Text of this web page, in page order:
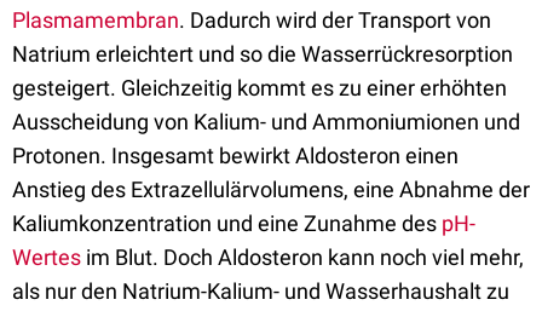
Plasmamembran. Dadurch wird der Transport von
Natrium erleichtert und so die Wasserrückresorption
gesteigert. Gleichzeitig kommt es zu einer erhöhten
Ausscheidung von Kalium- und Ammoniumionen und
Protonen. Insgesamt bewirkt Aldosteron einen
Anstieg des Extrazellulärvolumens, eine Abnahme der
Kaliumkonzentration und eine Zunahme des pH-
Wertes im Blut. Doch Aldosteron kann noch viel mehr,
als nur den Natrium-Kalium- und Wasserhaushalt zu